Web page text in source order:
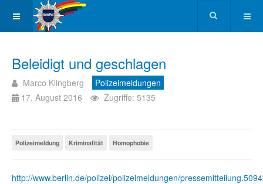
Beleidigt und geschlagen
Marco Klingberg
Polizeimeldungen
17. August 2016
Zugriffe: 5135
Polizeimeldung Kriminalität Homophobie
http://www.berlin.de/polizei/polizeimeldungen/